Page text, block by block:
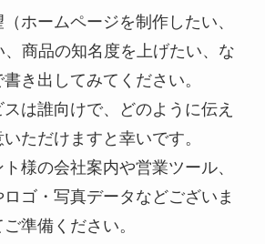
ホームページを制作したい、
商品の知名度を上げたい、な
き出してみてください。
は誰向けで、どのように伝え
ただけますと幸いです。
様の会社案内や営業ツール、
ゴ・写真データなどございま
準備ください。